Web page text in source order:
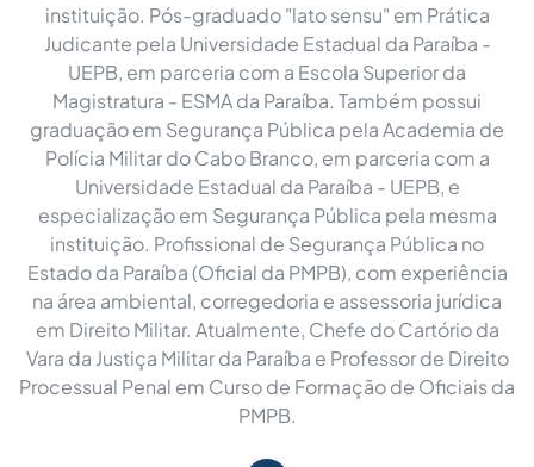
instituição. Pós-graduado "lato sensu" em Prática
Judicante pela Universidade Estadual da Paraíba -
UEPB, em parceria com a Escola Superior da
Magistratura - ESMA da Paraíba. Também possui
graduação em Segurança Pública pela Academia de
Polícia Militar do Cabo Branco, em parceria com a
Universidade Estadual da Paraíba - UEPB, e
especialização em Segurança Pública pela mesma
instituição. Profissional de Segurança Pública no
Estado da Paraíba (Oficial da PMPB), com experiência
na área ambiental, corregedoria e assessoria jurídica
em Direito Militar. Atualmente, Chefe do Cartório da
Vara da Justiça Militar da Paraíba e Professor de Direito
Processual Penal em Curso de Formação de Oficiais da
PMPB.